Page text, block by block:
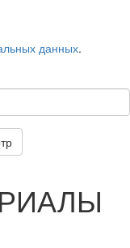
данных.